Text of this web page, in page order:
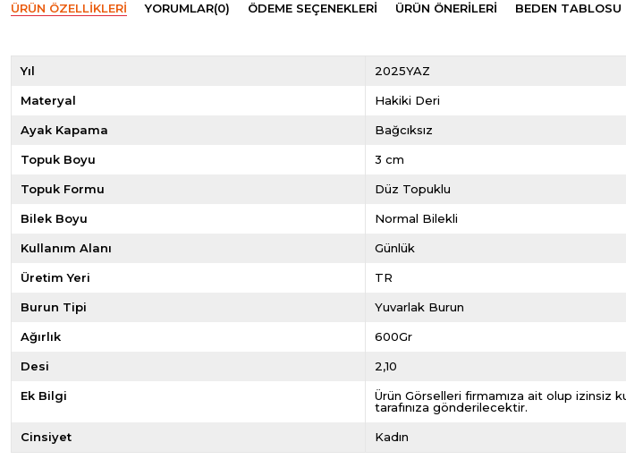
ÜRÜN ÖZELLIKLERI YORUMLAR(0) ÖDEME SEÇENEKLERI ÜRÜN ÖNERILERI BEDEN TABLOSU
Yıl 2025YAZ
Materyal Hakiki Deri
Ayak Kapama Bağcıksız
Topuk Boyu 3 cm
Topuk Formu Düz Topuklu
Bilek Boyu Normal Bilekli
Kullanım Alanı Günlük
Üretim Yeri TR
Burun Tipi Yuvarlak Burun
Ağırlık 600Gr
Desi 2,10
Ek Bilgi
Ürün Görselleri firmamıza ait olup izinsiz
tarafınıza gönderilecektir.
Cinsiyet Kadın